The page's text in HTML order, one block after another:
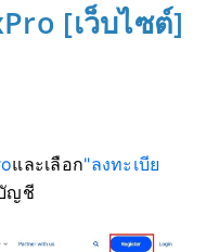
[เว็บไซต์]
และเลือก"ลงทะเบีย
ญชี